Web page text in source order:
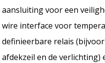
aansluiting voor een
wire interface voor
definieerbare relais
afdekzeil en de verlichting)